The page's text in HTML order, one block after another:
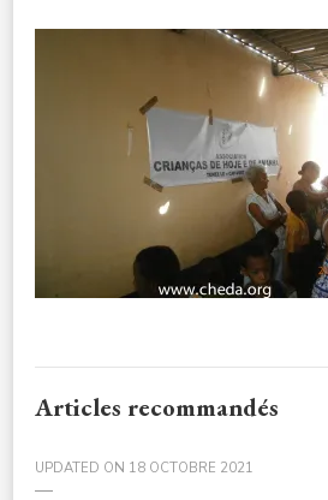
DIGITAL
CAMERA
Articles recommandés
UPDATED ON 18 OCTOBRE 2021